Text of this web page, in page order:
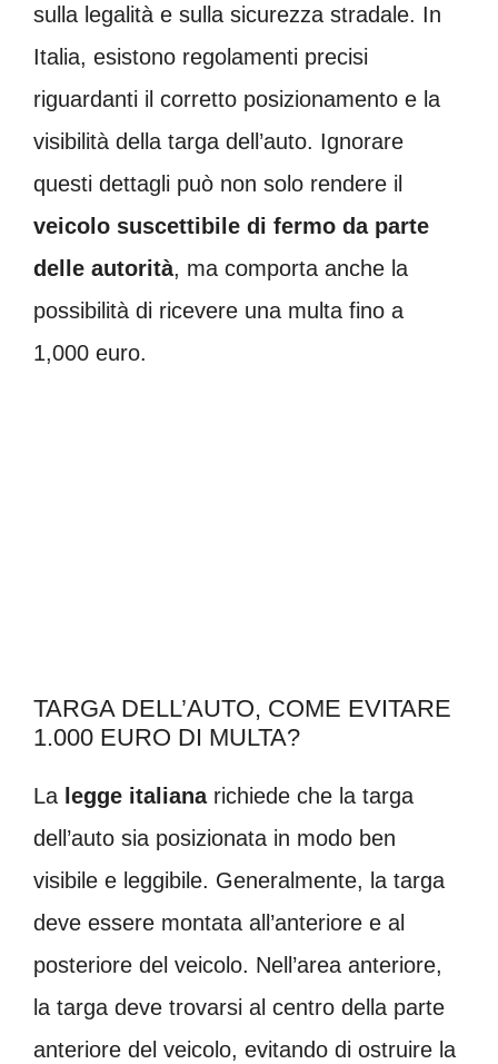
sulla legalità e sulla sicurezza stradale. In
Italia, esistono regolamenti precisi
riguardanti il corretto posizionamento e la
visibilità della targa dell’auto. Ignorare
questi dettagli può non solo rendere il
veicolo suscettibile di fermo da parte
delle autorità, ma comporta anche la
possibilità di ricevere una multa fino a
1,000 euro.
TARGA DELL’AUTO, COME EVITARE
1.000 EURO DI MULTA?
La legge italianarichiede che la targa
dell’auto sia posizionata in modo ben
visibile e leggibile. Generalmente, la targa
deve essere montata all’anteriore e al
posteriore del veicolo. Nell’area anteriore,
la targa deve trovarsi al centro della parte
anteriore del veicolo, evitando di ostruire la